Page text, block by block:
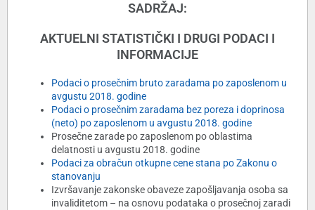
SADRŽAJ:
AKTUELNI STATISTIČKI I DRUGI PODACI I
INFORMACIJE
Podaci o prosečnim bruto zaradama po zaposlenom u
avgustu 2018. godine
Podaci o prosečnim zaradama bez poreza i doprinosa
(neto) po zaposlenom u avgustu 2018. godine
Prosečne zarade po zaposlenom po oblastima
delatnosti u avgustu 2018. godine
Podaci za obračun otkupne cene stana po Zakonu o
stanovanju
Izvršavanje zakonske obaveze zapošljavanja osoba sa
invaliditetom – na osnovu podataka o prosečnoj zaradi